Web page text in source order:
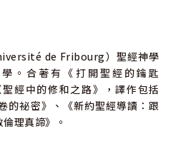
de Fribourg）聖經神學
。合著有《打開聖經的鑰匙
聖經中的修和之路》，譯作包括
的祕密》、《新約聖經導讀：跟
理真諦》。